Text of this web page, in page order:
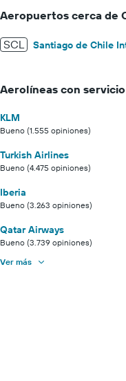
Aeropuertos cerca de
SCL Santiago de Chile
Aerolíneas con
KLM
Bueno (1.555 opiniones)
Turkish Airlines
Bueno (4.475 opiniones)
Iberia
Bueno (3.263 opiniones)
Qatar Airways
Bueno (3.739 opiniones)
Ver más